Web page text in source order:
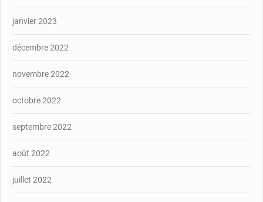
janvier 2023
décembre 2022
novembre 2022
octobre 2022
septembre 2022
août 2022
juillet 2022